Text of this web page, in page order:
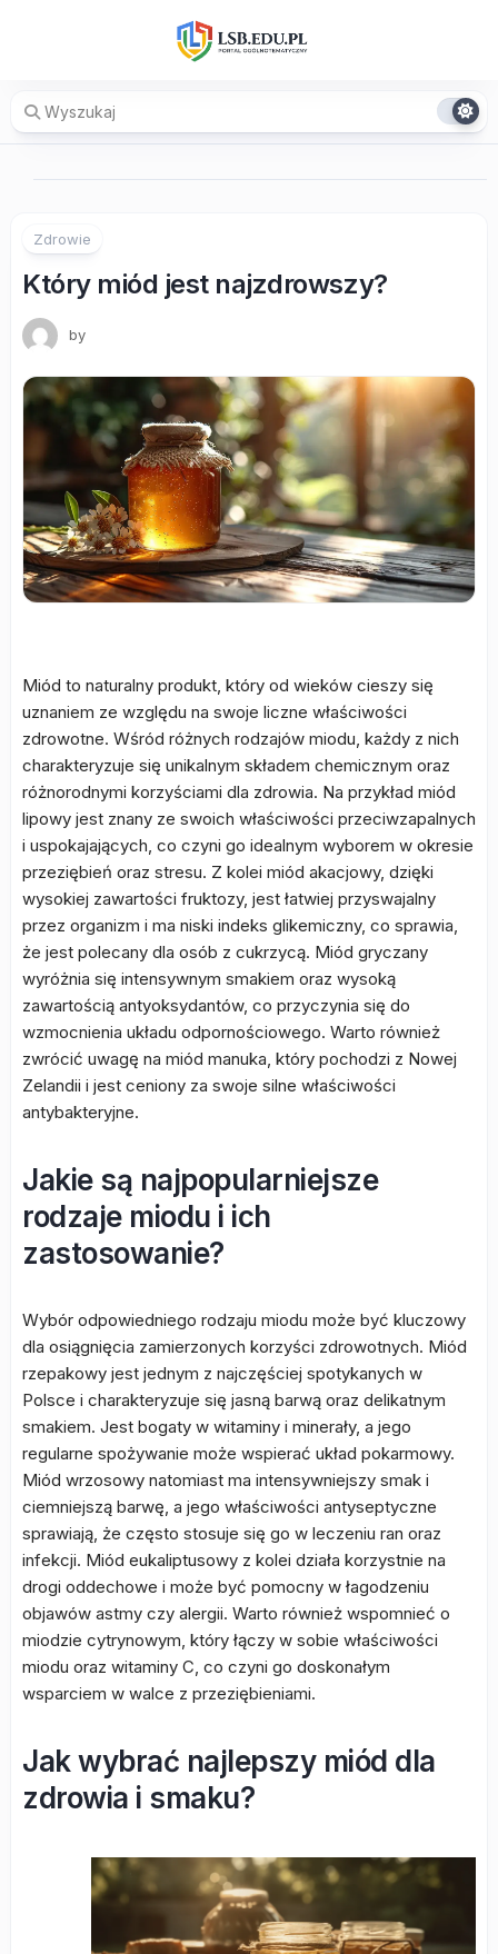
Zdrowie
Który miód jest najzdrowszy?
by
Miód to naturalny produkt, który od wieków cieszy się
uznaniem ze względu na swoje liczne właściwości
zdrowotne. Wśród różnych rodzajów miodu, każdy z nich
charakteryzuje się unikalnym składem chemicznym oraz
różnorodnymi korzyściami dla zdrowia. Na przykład miód
lipowy jest znany ze swoich właściwości przeciwzapalnych
i uspokajających, co czyni go idealnym wyborem w okresie
przeziębień oraz stresu. Z kolei miód akacjowy, dzięki
wysokiej zawartości fruktozy, jest łatwiej przyswajalny
przez organizm i ma niski indeks glikemiczny, co sprawia,
że jest polecany dla osób z cukrzycą. Miód gryczany
wyróżnia się intensywnym smakiem oraz wysoką
zawartością antyoksydantów, co przyczynia się do
wzmocnienia układu odpornościowego. Warto również
zwrócić uwagę na miód manuka, który pochodzi z Nowej
Zelandii i jest ceniony za swoje silne właściwości
antybakteryjne.
Jakie są najpopularniejsze
rodzaje miodu i ich
zastosowanie?
Wybór odpowiedniego rodzaju miodu może być kluczowy
dla osiągnięcia zamierzonych korzyści zdrowotnych. Miód
rzepakowy jest jednym z najczęściej spotykanych w
Polsce i charakteryzuje się jasną barwą oraz delikatnym
smakiem. Jest bogaty w witaminy i minerały, a jego
regularne spożywanie może wspierać układ pokarmowy.
Miód wrzosowy natomiast ma intensywniejszy smak i
ciemniejszą barwę, a jego właściwości antyseptyczne
sprawiają, że często stosuje się go w leczeniu ran oraz
infekcji. Miód eukaliptusowy z kolei działa korzystnie na
drogi oddechowe i może być pomocny w łagodzeniu
objawów astmy czy alergii. Warto również wspomnieć o
miodzie cytrynowym, który łączy w sobie właściwości
miodu oraz witaminy C, co czyni go doskonałym
wsparciem w walce z przeziębieniami.
Jak wybrać najlepszy miód dla
zdrowia i smaku?